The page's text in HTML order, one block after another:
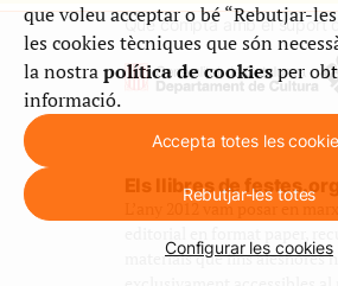
Que compta amb el suport
Els llibres de festes.org
L’any 2012 vam posar en
materials que fins aleshores
que voleu acceptar o bé “Rebutjar-
les cookies tècniques que són
la nostrapolítica de cookiesper
informació.
Accepta totes les
Rebutjar-les totes
Configurar les cookies